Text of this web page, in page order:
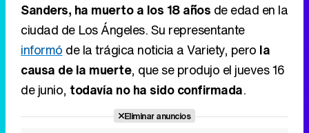
Sanders, ha muerto a los 18 años de edad en la
ciudad de Los Ángeles. Su representante
informó de la trágica noticia a Variety, pero la
causa de la muerte, que se produjo el jueves 16
de junio, todavía no ha sido confirmada.
Eliminar anuncios